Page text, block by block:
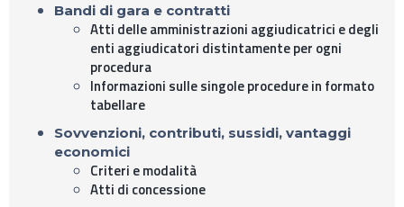
Bandi di gara e contratti
Atti delle amministrazioni aggiudicatrici e degli
enti aggiudicatori distintamente per ogni
procedura
Informazioni sulle singole procedure in formato
tabellare
Sovvenzioni, contributi, sussidi, vantaggi
economici
Criteri e modalità
Atti di concessione